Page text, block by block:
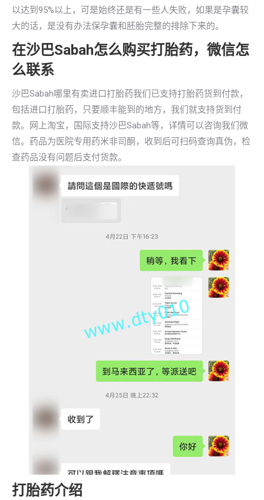
以达到95%以上，可是始终还是有一些人失败，如果是孕囊较
大的话，是没有办法保孕囊和胚胎完整的排除下来的。
在沙巴Sabah怎么购买打胎药，微信怎
么联系
沙巴Sabah哪里有卖进口打胎药我们已支持打胎药货到付款，
包括进口打胎药，只要顺丰能到的地方，我们就支持货到付
款。网上淘宝，国际支持沙巴Sabah等，详情可以咨询我们微
信。药品为医院专用药米非司酮，收到后可扫码查询真伪，检
查药品没有问题后支付货款。
打胎药介绍